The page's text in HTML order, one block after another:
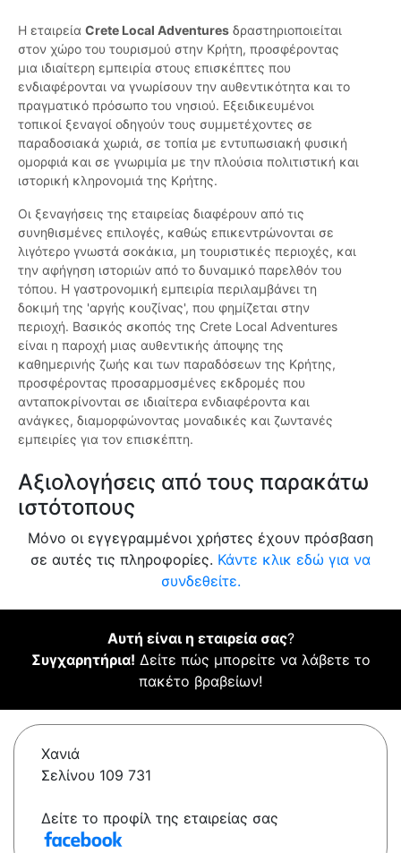
Η εταιρεία Crete Local Adventures δραστηριοποιείται
στον χώρο του τουρισμού στην Κρήτη, προσφέροντας
μια ιδιαίτερη εμπειρία στους επισκέπτες που
ενδιαφέρονται να γνωρίσουν την αυθεντικότητα και το
πραγματικό πρόσωπο του νησιού. Εξειδικευμένοι
τοπικοί ξεναγοί οδηγούν τους συμμετέχοντες σε
παραδοσιακά χωριά, σε τοπία με εντυπωσιακή φυσική
ομορφιά και σε γνωριμία με την πλούσια πολιτιστική και
ιστορική κληρονομιά της Κρήτης.
Οι ξεναγήσεις της εταιρείας διαφέρουν από τις
συνηθισμένες επιλογές, καθώς επικεντρώνονται σε
λιγότερο γνωστά σοκάκια, μη τουριστικές περιοχές, και
την αφήγηση ιστοριών από το δυναμικό παρελθόν του
τόπου. Η γαστρονομική εμπειρία περιλαμβάνει τη
δοκιμή της 'αργής κουζίνας', που φημίζεται στην
περιοχή. Βασικός σκοπός της Crete Local Adventures
είναι η παροχή μιας αυθεντικής άποψης της
καθημερινής ζωής και των παραδόσεων της Κρήτης,
προσφέροντας προσαρμοσμένες εκδρομές που
ανταποκρίνονται σε ιδιαίτερα ενδιαφέροντα και
ανάγκες, διαμορφώνοντας μοναδικές και ζωντανές
εμπειρίες για τον επισκέπτη.
Αξιολογήσεις από τους παρακάτω
ιστότοπους
Μόνο οι εγγεγραμμένοι χρήστες έχουν πρόσβαση
σε αυτές τις πληροφορίες. Κάντε κλικ εδώ για να
συνδεθείτε.
Αυτή είναι η εταιρεία σας?
Συγχαρητήρια! Δείτε πώς μπορείτε να λάβετε το
πακέτο βραβείων!
Χανιά
Σελίνου 109 731
Δείτε το προφίλ της εταιρείας σας